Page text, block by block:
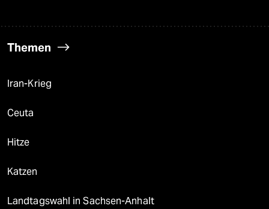
Themen
Iran-Krieg
Ceuta
Hitze
Katzen
Landtagswahl in Sachsen-Anhalt